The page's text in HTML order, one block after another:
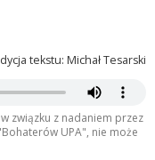
tekstu: Michał Tesarski
związku z nadaniem przez
UPA", nie może